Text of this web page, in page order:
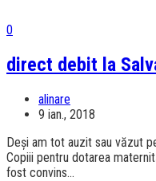
0
direct debit la
alinare
9 ian., 2018
Deși am tot auzit sau văzut
Copiii pentru dotarea
fost convins...